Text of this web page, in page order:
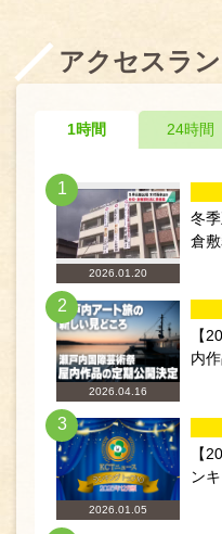
アクセスラ
1時間 24時間
1
2026.01.20
冬
倉
2
2026.04.16
【
内
3
2026.01.05
【
ン